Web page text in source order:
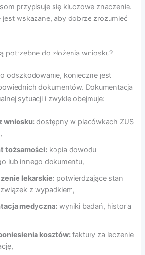
przypisuje się kluczowe znaczenie.
wskazane, aby dobrze zrozumieć
potrzebne do złożenia wniosku?
o odszkodowanie, konieczne jest
dokumentów. Dokumentacja
sytuacji i zwykle obejmuje:
wniosku: dostępny w placówkach ZUS
tożsamości: kopia dowodu
lub innego dokumentu,
lekarskie: potwierdzające stan
z wypadkiem,
medyczna: wyniki badań, historia
kosztów: faktury za leczenie